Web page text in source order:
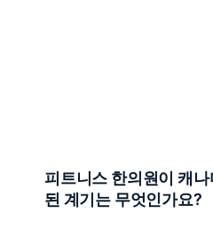
피트니스 한의원이 캐
된 계기는 무엇인가요?